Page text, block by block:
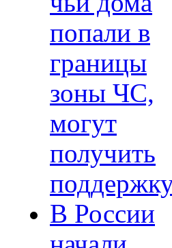
попали в
границы
зоны ЧС,
могут
получить
В России